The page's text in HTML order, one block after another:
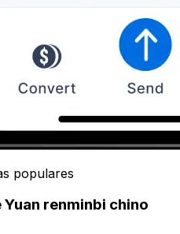
populares
renminbi chino